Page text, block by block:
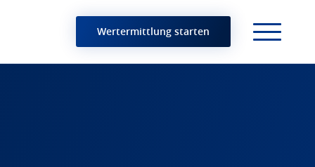
Wertermittlung starten